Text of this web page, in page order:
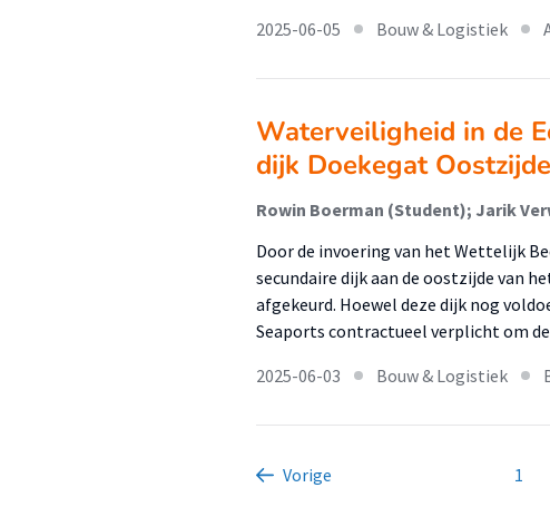
2025-06-05
Bouw & Logistiek
Waterveiligheid in de
dijk Doekegat Oostzijde
Rowin Boerman (Student); Jarik
Door de invoering van het Wettelijk
secundaire dijk aan de oostzijde van
afgekeurd. Hoewel deze dijk nog
Seaports contractueel verplicht om
2025-06-03
Bouw & Logistiek
Vorige 1